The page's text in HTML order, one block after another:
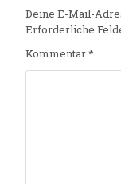
Deine E-Mail-
Erforderliche
Kommentar*